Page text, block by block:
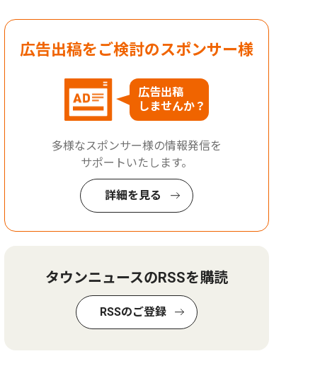
広告出稿をご検討のスポンサー様
広告出稿
しませんか？
多様なスポンサー様の情報発信を
サポートいたします。
詳細を見る
タウンニュースのRSSを購読
RSSのご登録